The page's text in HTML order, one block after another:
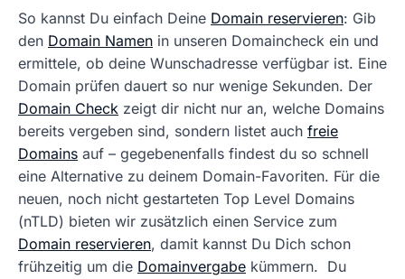
So kannst Du einfach Deine Domain reservieren: Gib
den Domain Namen in unseren Domaincheck ein und
ermittele, ob deine Wunschadresse verfügbar ist. Eine
Domain prüfen dauert so nur wenige Sekunden. Der
Domain Check zeigt dir nicht nur an, welche Domains
bereits vergeben sind, sondern listet auch freie
Domains auf – gegebenenfalls findest du so schnell
eine Alternative zu deinem Domain-Favoriten. Für die
neuen, noch nicht gestarteten Top Level Domains
(nTLD) bieten wir zusätzlich einen Service zum
Domain reservieren, damit kannst Du Dich schon
frühzeitig um die Domainvergabe kümmern. Du